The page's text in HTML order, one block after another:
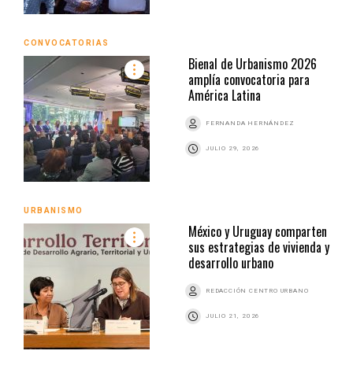
CONVOCATORIAS
Bienal de Urbanismo 2026
amplía convocatoria para
América Latina
FERNANDA HERNÁNDEZ
JULIO 29, 2026
URBANISMO
México y Uruguay comparten
sus estrategias de vivienda y
desarrollo urbano
REDACCIÓN CENTRO URBANO
JULIO 21, 2026